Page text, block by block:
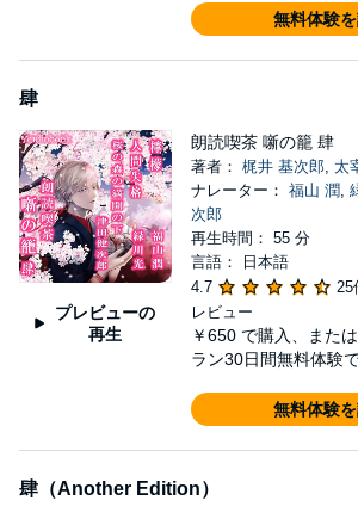
無料体験
肆
プレビューの
再生
朗読喫茶 噺の籠 肆
著者： 梶井 基次郎, 太
ナレーター： 福山 潤,
次郎
再生時間： 55 分
言語： 日本語
4.7
25
レビュー
￥650 で購入、また
ラン30日間無料体験
無料体験
肆（Another Edition）